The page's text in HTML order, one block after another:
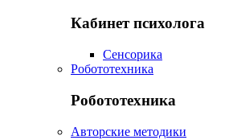
Кабинет психолога
Сенсорика
Робототехника
Робототехника
Авторские методики